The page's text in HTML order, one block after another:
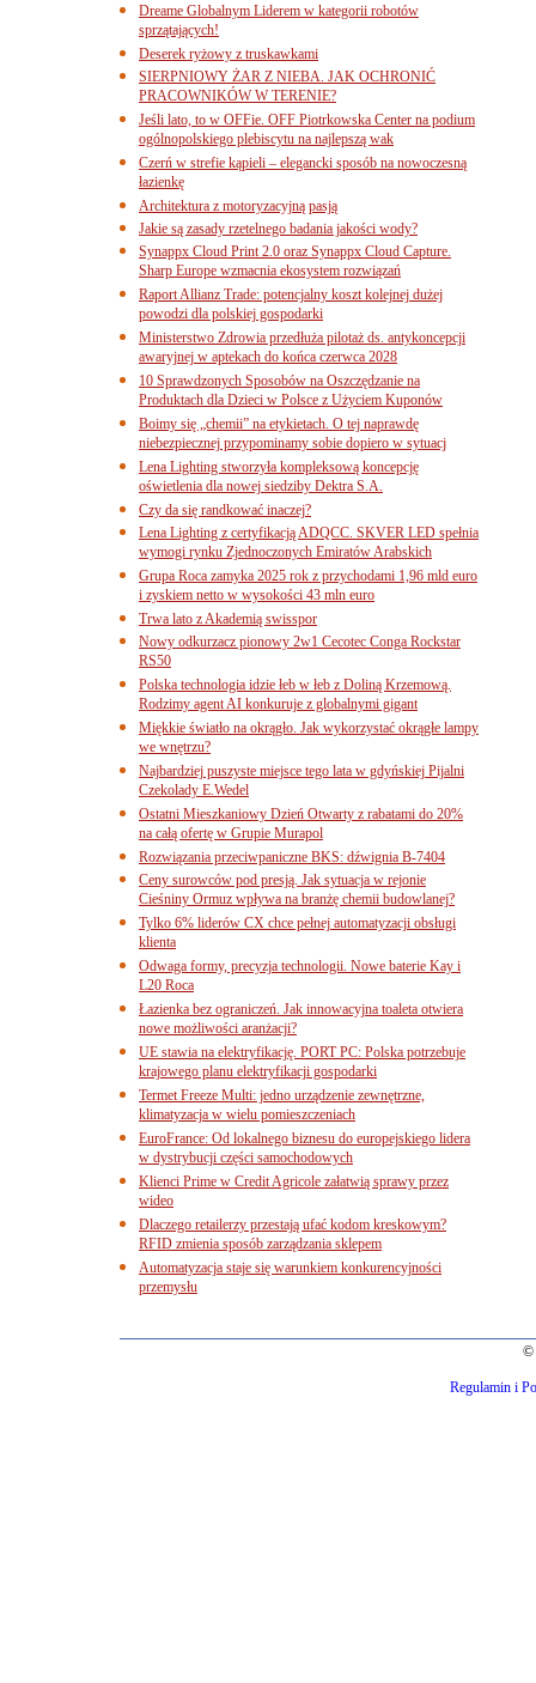
Dreame Globalnym Liderem w kategorii robotów
sprzątających!
Deserek ryżowy z truskawkami
SIERPNIOWY ŻAR Z NIEBA. JAK OCHRONIĆ
PRACOWNIKÓW W TERENIE?
Jeśli lato, to w OFFie. OFF Piotrkowska Center na podium
ogólnopolskiego plebiscytu na najlepszą wak
Czerń w strefie kąpieli – elegancki sposób na nowoczesną
łazienkę
Architektura z motoryzacyjną pasją
Jakie są zasady rzetelnego badania jakości wody?
Synappx Cloud Print 2.0 oraz Synappx Cloud Capture.
Sharp Europe wzmacnia ekosystem rozwiązań
Raport Allianz Trade: potencjalny koszt kolejnej dużej
powodzi dla polskiej gospodarki
Ministerstwo Zdrowia przedłuża pilotaż ds. antykoncepcji
awaryjnej w aptekach do końca czerwca 2028
10 Sprawdzonych Sposobów na Oszczędzanie na
Produktach dla Dzieci w Polsce z Użyciem Kuponów
Boimy się „chemii” na etykietach. O tej naprawdę
niebezpiecznej przypominamy sobie dopiero w sytuacj
Lena Lighting stworzyła kompleksową koncepcję
oświetlenia dla nowej siedziby Dektra S.A.
Czy da się randkować inaczej?
Lena Lighting z certyfikacją ADQCC. SKVER LED spełnia
wymogi rynku Zjednoczonych Emiratów Arabskich
Grupa Roca zamyka 2025 rok z przychodami 1,96 mld euro
i zyskiem netto w wysokości 43 mln euro
Trwa lato z Akademią swisspor
Nowy odkurzacz pionowy 2w1 Cecotec Conga Rockstar
RS50
Polska technologia idzie łeb w łeb z Doliną Krzemową.
Rodzimy agent AI konkuruje z globalnymi gigant
Miękkie światło na okrągło. Jak wykorzystać okrągłe lampy
we wnętrzu?
Najbardziej puszyste miejsce tego lata w gdyńskiej Pijalni
Czekolady E.Wedel
Ostatni Mieszkaniowy Dzień Otwarty z rabatami do 20%
na całą ofertę w Grupie Murapol
Rozwiązania przeciwpaniczne BKS: dźwignia B-7404
Ceny surowców pod presją. Jak sytuacja w rejonie
Cieśniny Ormuz wpływa na branżę chemii budowlanej?
Tylko 6% liderów CX chce pełnej automatyzacji obsługi
klienta
Odwaga formy, precyzja technologii. Nowe baterie Kay i
L20 Roca
Łazienka bez ograniczeń. Jak innowacyjna toaleta otwiera
nowe możliwości aranżacji?
UE stawia na elektryfikację. PORT PC: Polska potrzebuje
krajowego planu elektryfikacji gospodarki
Termet Freeze Multi: jedno urządzenie zewnętrzne,
klimatyzacja w wielu pomieszczeniach
EuroFrance: Od lokalnego biznesu do europejskiego lidera
w dystrybucji części samochodowych
Klienci Prime w Credit Agricole załatwią sprawy przez
wideo
Dlaczego retailerzy przestają ufać kodom kreskowym?
RFID zmienia sposób zarządzania sklepem
Automatyzacja staje się warunkiem konkurencyjności
przemysłu
©
Regulamin i